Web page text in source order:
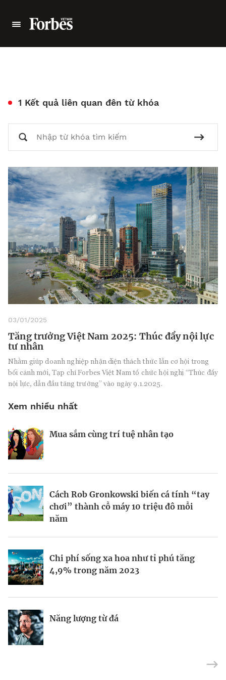
1 Kết quả liên quan đên từ khóa
03/01/2025
Tăng trưởng Việt Nam 2025: Thúc đẩy nội lực
tư nhân
Nhằm giúp doanh nghiệp nhận diện thách thức lẫn cơ hội trong
bối cảnh mới, Tạp chí Forbes Việt Nam tổ chức hội nghị “Thúc đẩy
nội lực, dẫn đầu tăng trưởng” vào ngày 9.1.2025.
Xem nhiều nhất
Mua sắm cùng trí tuệ nhân tạo
Cách Rob Gronkowski biến cá tính “tay
chơi” thành cỗ máy 10 triệu đô mỗi
năm
Chi phí sống xa hoa như tỉ phú tăng
4,9% trong năm 2023
Năng lượng từ đá
Nhà sáng lập 25 tuổi và tham vọng lật
Thợ săn khoản vay
Nếu biết tận dụng, AI sẽ giúp điều hành
công ty tốt hơn
Định vị doanh nghiệp Việt trên bản đồ
kinh tế toàn cầu
Kiểm soát bất ổn và bảo vệ sức khỏe
BRANDCONNECT | Brand Contributor
Champagne hàng đầu cho chất riêng
mùa lễ hội
Mukesh Ambani sắp chuyển giao quyền
điều hành Reliance Industries cho các
“Bà hoàng” trang điểm Bobbi Brown